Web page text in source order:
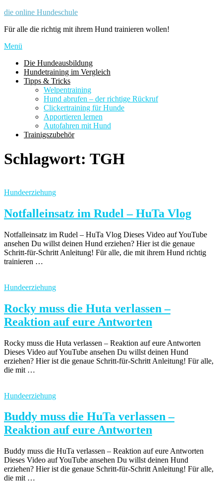
Zum
springen
die online Hundeschule
Für alle die richtig mit ihrem Hund trainieren wollen!
Menü
Die Hundeausbildung
Hundetraining im Vergleich
Tipps & Tricks
Welpentraining
Hund abrufen – der richtige Rückruf
Clickertraining für Hunde
Apportieren lernen
Autofahren mit Hund
Trainigszubehör
Schlagwort: TGH
Hundeerziehung
Notfalleinsatz im Rudel – HuTa Vlog
Notfalleinsatz im Rudel – HuTa Vlog Dieses Video auf YouTube
ansehen Du willst deinen Hund erziehen? Hier ist die genaue
Schritt-für-Schritt Anleitung! Für alle, die mit ihrem Hund richtig
trainieren …
Hundeerziehung
Rocky muss die Huta verlassen –
Reaktion auf eure Antworten
Rocky muss die Huta verlassen – Reaktion auf eure Antworten
Dieses Video auf YouTube ansehen Du willst deinen Hund
erziehen? Hier ist die genaue Schritt-für-Schritt Anleitung! Für alle,
die mit …
Hundeerziehung
Buddy muss die HuTa verlassen –
Reaktion auf eure Antworten
Buddy muss die HuTa verlassen – Reaktion auf eure Antworten
Dieses Video auf YouTube ansehen Du willst deinen Hund
erziehen? Hier ist die genaue Schritt-für-Schritt Anleitung! Für alle,
die mit …